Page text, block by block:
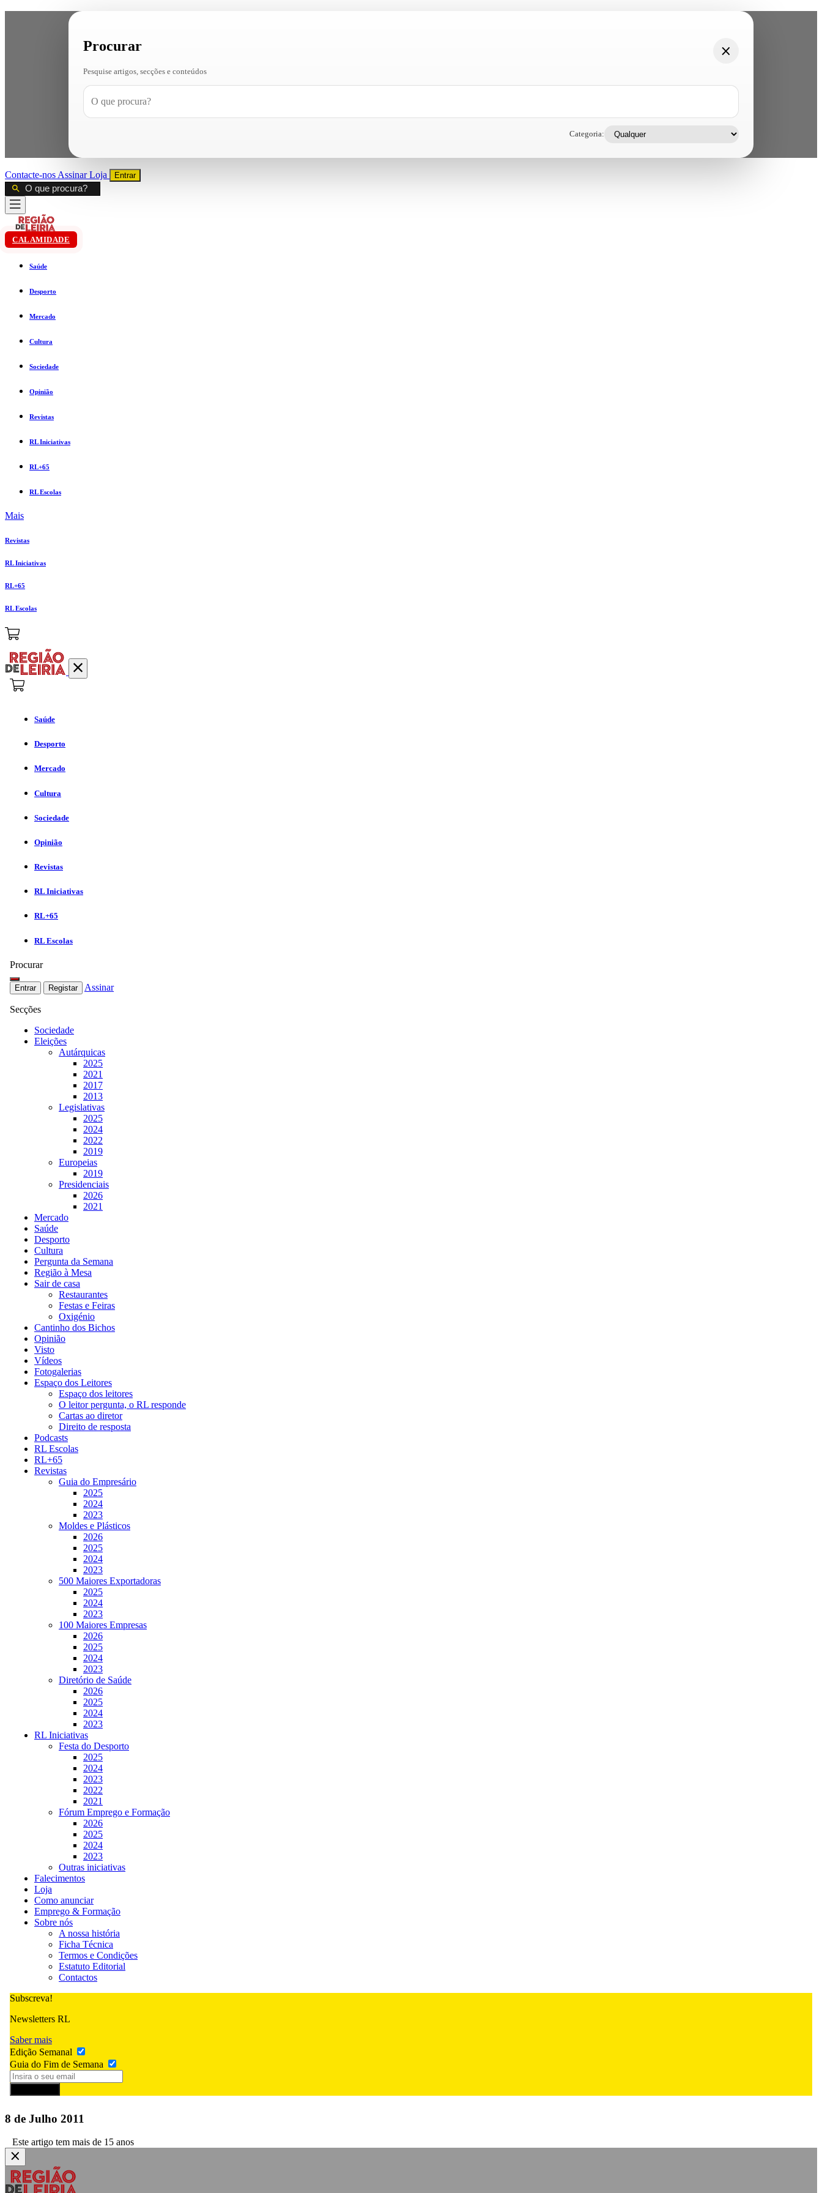
Procurar
Pesquise artigos, secções e conteúdos
Categoria:
Contacte-nos AssinarLoja Entrar
CALAMIDADE
Saúde
Desporto
Mercado
Cultura
Sociedade
Opinião
Revistas
RL Iniciativas
RL+65
RL Escolas
Mais
Revistas
RL Iniciativas
RL+65
RL Escolas
Saúde
Desporto
Mercado
Cultura
Sociedade
Opinião
Revistas
RL Iniciativas
RL+65
RL Escolas
Procurar
Entrar Registar Assinar
Secções
Sociedade
Eleições
Autárquicas
2025
2021
2017
2013
Legislativas
2025
2024
2022
2019
Europeias
2019
Presidenciais
2026
2021
Mercado
Saúde
Desporto
Cultura
Pergunta da Semana
Região à Mesa
Sair de casa
Restaurantes
Festas e Feiras
Oxigénio
Cantinho dos Bichos
Opinião
Visto
Vídeos
Fotogalerias
Espaço dos Leitores
Espaço dos leitores
O leitor pergunta, o RL responde
Cartas ao diretor
Direito de resposta
Podcasts
RL Escolas
RL+65
Revistas
Guia do Empresário
2025
2024
2023
Moldes e Plásticos
2026
2025
2024
2023
500 Maiores Exportadoras
2025
2024
2023
100 Maiores Empresas
2026
2025
2024
2023
Diretório de Saúde
2026
2025
2024
2023
RL Iniciativas
Festa do Desporto
2025
2024
2023
2022
2021
Fórum Emprego e Formação
2026
2025
2024
2023
Outras iniciativas
Falecimentos
Loja
Como anunciar
Emprego & Formação
Sobre nós
A nossa história
Ficha Técnica
Termos e Condições
Estatuto Editorial
Contactos
Subscreva!
Newsletters RL
Saber mais
Edição Semanal
Guia do Fim de Semana
8 de Julho 2011
Este artigo tem mais de 15 anos